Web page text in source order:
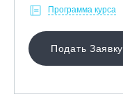
Программа курса
Подать Заявку